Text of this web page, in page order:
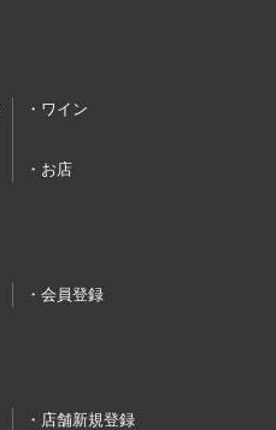
ワイン
お店
会員登録
店舗新規登録